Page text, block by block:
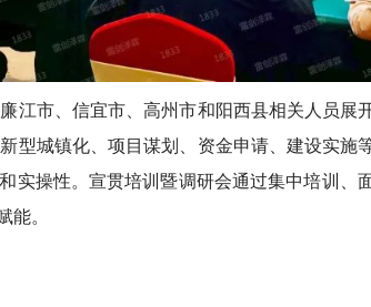
市、信宜市、高州市和阳西县相关人员展
型城镇化、项目谋划、资金申请、建设实施
实操性。宣贯培训暨调研会通过集中培训、
能。